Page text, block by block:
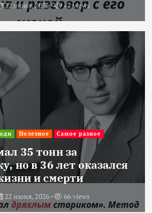
22 июня, 2026 42 views
Полезное Самое разное
35 тонн за
но в 36 лет оказался
и смерти
22 июня, 2026 66 views